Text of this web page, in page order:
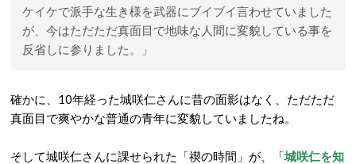
ケイケで派手な生き様を武器にブイブイ言わせていました
が、今はただただ真面目で地味な人間に変貌している事を
反省しに参りました。」
確かに、10年経った城咲仁さんに昔の面影はなく、ただただ
真面目で爽やかな普通の青年に変貌していましたね。
そして城咲仁さんに課せられた「禊の時間」が、「城咲仁を知